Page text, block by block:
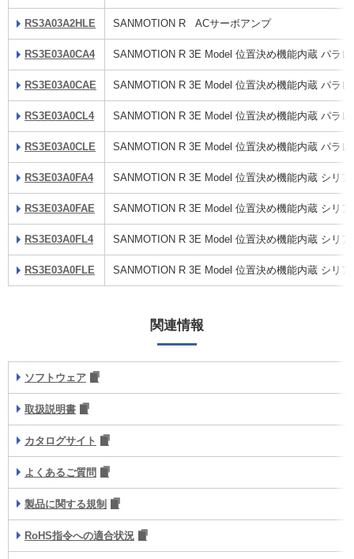
RS3A03A2HLE SANMOTION R ACサーボアンプ
RS3E03A0CA4 SANMOTION R 3E Model 位置決め機能内蔵 パラ
RS3E03A0CAE SANMOTION R 3E Model 位置決め機能内蔵 パラ
RS3E03A0CL4 SANMOTION R 3E Model 位置決め機能内蔵 パラ
RS3E03A0CLE SANMOTION R 3E Model 位置決め機能内蔵 パラ
RS3E03A0FA4 SANMOTION R 3E Model 位置決め機能内蔵 シリ
RS3E03A0FAE SANMOTION R 3E Model 位置決め機能内蔵 シリ
RS3E03A0FL4 SANMOTION R 3E Model 位置決め機能内蔵 シリ
RS3E03A0FLE SANMOTION R 3E Model 位置決め機能内蔵 シリ
関連情報
ソフトウェア
取扱説明書
カタログサイト
よくあるご質問
製品に関する規制
RoHS指令への適合状況